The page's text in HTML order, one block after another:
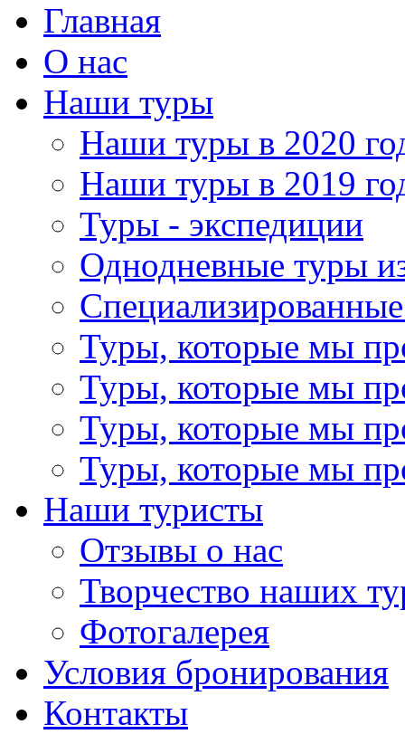
Главная
О нас
Наши туры
Наши туры в 2020
Наши туры в 2019
Туры - экспедиции
Однодневные туры
Туры, которые мы
Туры, которые мы
Туры, которые мы
Туры, которые мы
Наши туристы
Отзывы о нас
Творчество наших
Фотогалерея
Условия бронирования
Контакты